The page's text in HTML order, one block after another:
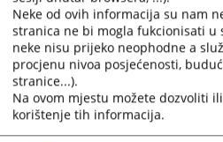
nakon toga preuzeti pošiljku
o komisijskom nalazu.
3399
Neke od ovih informacija su nam
stranica ne bi mogla fukcionisati u
neke nisu prijeko neophodne a
procjenu nivoa posjećenosti,
stranice...).
Na ovom mjestu možete dozvoliti
korištenje tih informacija.